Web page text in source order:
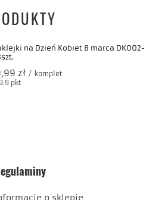
na Dzień Babci i Dziadka - 96szt. -
zł